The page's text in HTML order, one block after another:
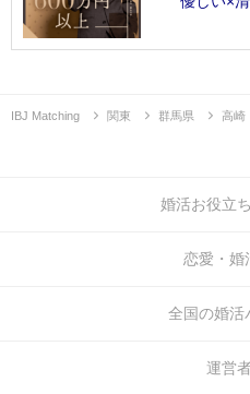
IBJ Matching 関東 群馬県 高崎
婚活お役立
恋愛・婚
全国の婚活
運営